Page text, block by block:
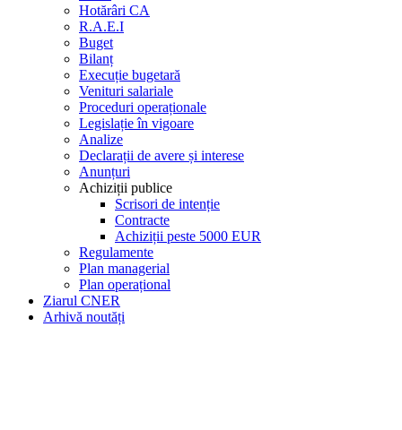
Hotărâri CA
R.A.E.I
Buget
Bilanț
Execuție bugetară
Venituri salariale
Proceduri operaționale
Legislație în vigoare
Analize
Declarații de avere și interese
Anunțuri
Achiziții publice
Scrisori de intenție
Contracte
Achiziții peste 5000 EUR
Regulamente
Plan managerial
Plan operațional
Ziarul CNER
Arhivă noutăți